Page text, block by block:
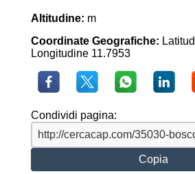
Altitudine: m
Coordinate Geografiche:
Longitudine 11.7953
Condividi pagina:
Copia